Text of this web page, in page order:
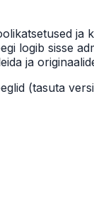
ja
logib sisse
ja
(tasuta